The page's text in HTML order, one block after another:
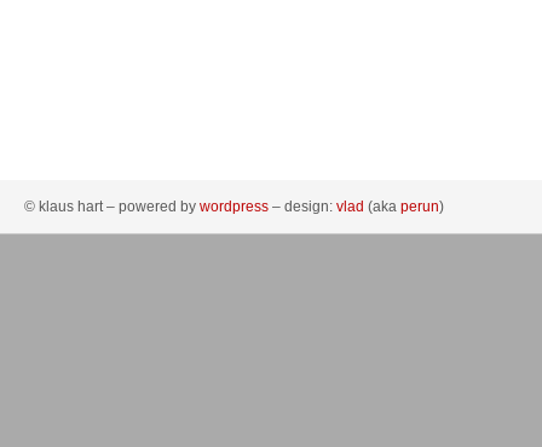
© klaus hart – powered by wordpress – design: vlad (aka perun)